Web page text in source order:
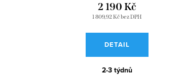
1 809,92 Kč bez DPH
2 190 Kč
DETAIL
2-3 týdnů